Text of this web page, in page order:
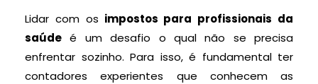
Lidar com os impostos para profissionais da
saúde é um desafio o qual não se precisa
enfrentar sozinho. Para isso, é fundamental ter
contadores experientes que conhecem as